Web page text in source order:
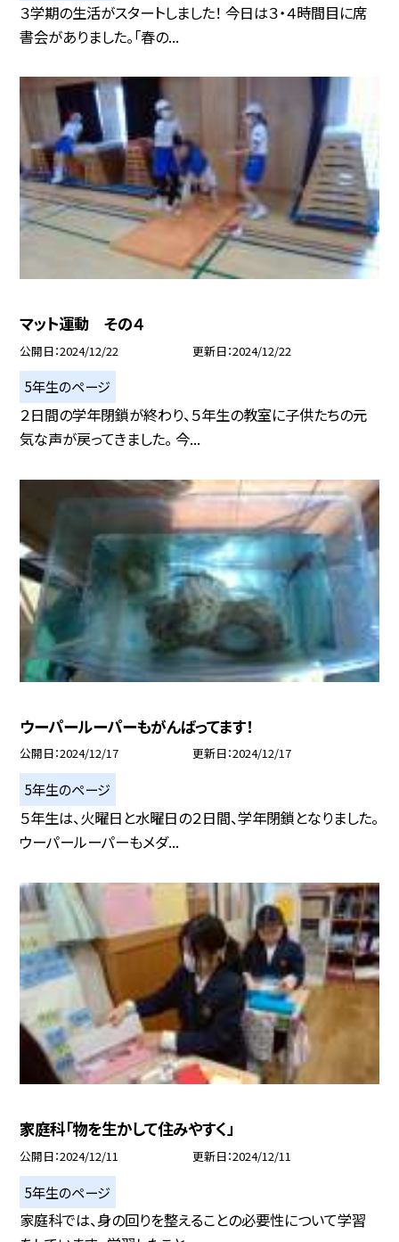
３学期の生活がスタートしました！ 今日は３・４時間目に席
書会がありました。「春の...
マット運動 その４
公開日 2024/12/22 更新日 2024/12/22
5年生のページ
２日間の学年閉鎖が終わり、５年生の教室に子供たちの元
気な声が戻ってきました。 今...
ウーパールーパーもがんばってます！
公開日 2024/12/17 更新日 2024/12/17
5年生のページ
５年生は、火曜日と水曜日の２日間、学年閉鎖となりました。
ウーパールーパーもメダ...
家庭科「物を生かして住みやすく」
公開日 2024/12/11 更新日 2024/12/11
5年生のページ
家庭科では、身の回りを整えることの必要性について学習